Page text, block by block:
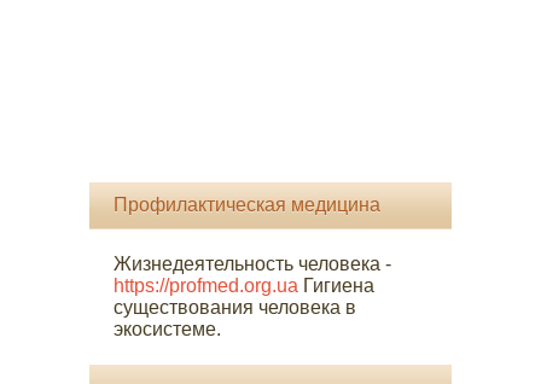
Профилактическая медицина
Жизнедеятельность человека -
https://profmed.org.ua Гигиена
существования человека в
экосистеме.